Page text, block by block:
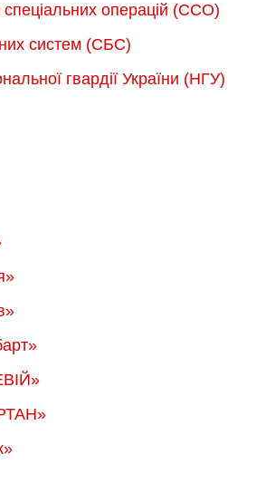
операцій (ССО)
систем (СБС)
гвардії України (НГУ)